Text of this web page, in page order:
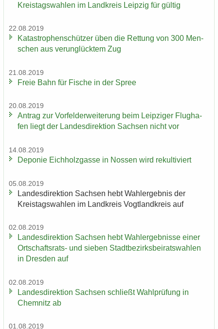
Kreis­tags­wah­len im Land­kreis Leip­zig für gül­tig
22.08.2019
Ka­ta­stro­phen­schüt­zer üben die Ret­tung von 300 Men­
schen aus ver­un­glück­tem Zug
21.08.2019
Freie Bahn für Fi­sche in der Spree
20.08.2019
An­trag zur Vor­fel­d­er­wei­te­rung beim Leip­zi­ger Flug­ha­
fen liegt der Lan­des­di­rek­ti­on Sach­sen nicht vor
14.08.2019
De­po­nie Eich­holz­gas­se in Nos­sen wird re­kul­ti­viert
05.08.2019
Lan­des­di­rek­ti­on Sach­sen hebt Wahl­er­geb­nis der
Kreis­tags­wah­len im Land­kreis Vogt­land­kreis auf
02.08.2019
Lan­des­di­rek­ti­on Sach­sen hebt Wahl­er­geb­nis­se einer
Ortschaftsrats-​ und sie­ben Stadt­be­zirks­bei­rats­wah­len
in Dres­den auf
02.08.2019
Lan­des­di­rek­ti­on Sach­sen schließt Wahl­prü­fung in
Chem­nitz ab
01.08.2019